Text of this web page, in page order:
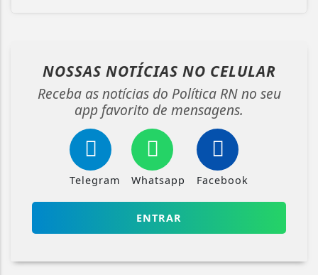
NOSSAS NOTÍCIAS NO CELULAR
Receba as notícias do Política RN no seu
app favorito de mensagens.
Telegram Whatsapp Facebook
ENTRAR